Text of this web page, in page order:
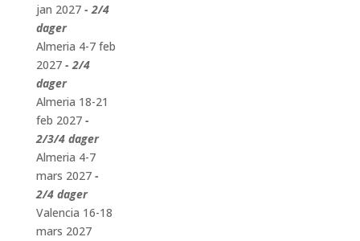
jan 2027 - 2/4
dager
Almeria 4-7 feb
2027 - 2/4
dager
Almeria 18-21
feb 2027 -
2/3/4 dager
Almeria 4-7
mars 2027 -
2/4 dager
Valencia 16-18
mars 2027